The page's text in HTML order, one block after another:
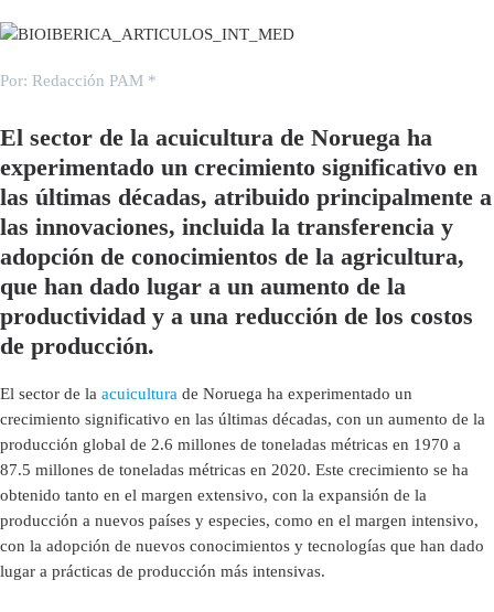
Por: Redacción PAM *
El sector de la acuicultura de Noruega ha
experimentado un crecimiento significativo en
las últimas décadas, atribuido principalmente a
las innovaciones, incluida la transferencia y
adopción de conocimientos de la agricultura,
que han dado lugar a un aumento de la
productividad y a una reducción de los costos
de producción.
El sector de la acuicultura de Noruega ha experimentado un
crecimiento significativo en las últimas décadas, con un aumento de la
producción global de 2.6 millones de toneladas métricas en 1970 a
87.5 millones de toneladas métricas en 2020. Este crecimiento se ha
obtenido tanto en el margen extensivo, con la expansión de la
producción a nuevos países y especies, como en el margen intensivo,
con la adopción de nuevos conocimientos y tecnologías que han dado
lugar a prácticas de producción más intensivas.